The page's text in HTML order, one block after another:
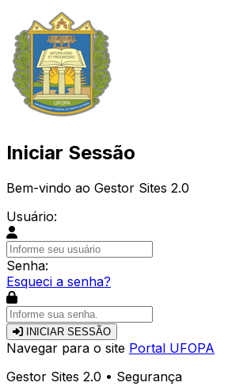
Iniciar Sessão
Bem-vindo ao Gestor Sites 2.0
Usuário:
Senha:
Esqueci a senha?
INICIAR SESSÃO
Navegar para o site Portal UFOPA
Gestor Sites 2.0 • Segurança